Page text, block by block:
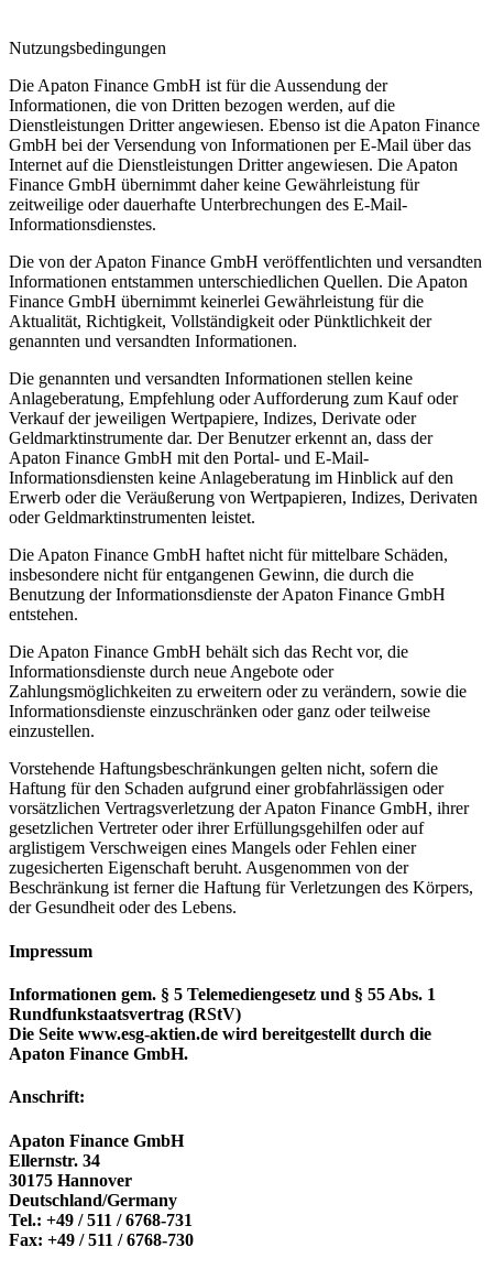
Nutzungsbedingungen
Die Apaton Finance GmbH ist für die Aussendung der
Informationen, die von Dritten bezogen werden, auf die
Dienstleistungen Dritter angewiesen. Ebenso ist die Apaton Finance
GmbH bei der Versendung von Informationen per E-Mail über das
Internet auf die Dienstleistungen Dritter angewiesen. Die Apaton
Finance GmbH übernimmt daher keine Gewährleistung für
zeitweilige oder dauerhafte Unterbrechungen des E-Mail-
Informationsdienstes.
Die von der Apaton Finance GmbH veröffentlichten und versandten
Informationen entstammen unterschiedlichen Quellen. Die Apaton
Finance GmbH übernimmt keinerlei Gewährleistung für die
Aktualität, Richtigkeit, Vollständigkeit oder Pünktlichkeit der
genannten und versandten Informationen.
Die genannten und versandten Informationen stellen keine
Anlageberatung, Empfehlung oder Aufforderung zum Kauf oder
Verkauf der jeweiligen Wertpapiere, Indizes, Derivate oder
Geldmarktinstrumente dar. Der Benutzer erkennt an, dass der
Apaton Finance GmbH mit den Portal- und E-Mail-
Informationsdiensten keine Anlageberatung im Hinblick auf den
Erwerb oder die Veräußerung von Wertpapieren, Indizes, Derivaten
oder Geldmarktinstrumenten leistet.
Die Apaton Finance GmbH haftet nicht für mittelbare Schäden,
insbesondere nicht für entgangenen Gewinn, die durch die
Benutzung der Informationsdienste der Apaton Finance GmbH
entstehen.
Die Apaton Finance GmbH behält sich das Recht vor, die
Informationsdienste durch neue Angebote oder
Zahlungsmöglichkeiten zu erweitern oder zu verändern, sowie die
Informationsdienste einzuschränken oder ganz oder teilweise
einzustellen.
Vorstehende Haftungsbeschränkungen gelten nicht, sofern die
Haftung für den Schaden aufgrund einer grobfahrlässigen oder
vorsätzlichen Vertragsverletzung der Apaton Finance GmbH, ihrer
gesetzlichen Vertreter oder ihrer Erfüllungsgehilfen oder auf
arglistigem Verschweigen eines Mangels oder Fehlen einer
zugesicherten Eigenschaft beruht. Ausgenommen von der
Beschränkung ist ferner die Haftung für Verletzungen des Körpers,
der Gesundheit oder des Lebens.
Impressum
Informationen gem. § 5 Telemediengesetz und § 55 Abs. 1
Rundfunkstaatsvertrag (RStV)
Die Seite www.esg-aktien.de wird bereitgestellt durch die
Apaton Finance GmbH.
Anschrift:
Apaton Finance GmbH
Ellernstr. 34
30175 Hannover
Deutschland/Germany
Tel.: +49 / 511 / 6768-731
Fax: +49 / 511 / 6768-730